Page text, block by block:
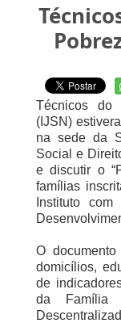
Técnicos do
(IJSN)
na sede da
Social e
e discutir o
famílias
Instituto
O
domicílios,
de
da